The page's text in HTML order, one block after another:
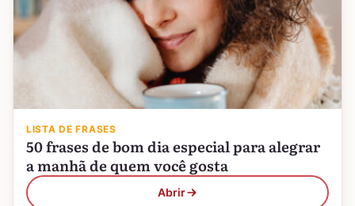
LISTA DE FRASES
50 frases de bom dia especial para alegrar
a manhã de quem você gosta
Abrir